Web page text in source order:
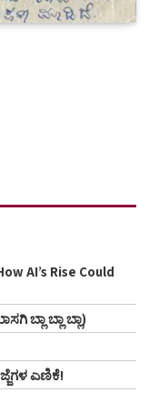
AI’s Rise Could
ಬ್ಲಾ ಬ್ಲಾ ಬ್ಲಾ)
ಎಣಿಕೆ!